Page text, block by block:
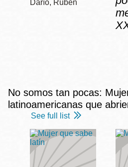
Darío, Rubén
No somos tan pocas:
latinoamericanas que
See full list